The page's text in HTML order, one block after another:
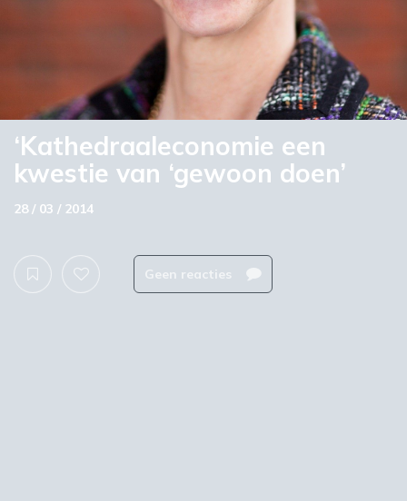
‘Kathedraaleconomie een
kwestie van ‘gewoon doen’
28 / 03 / 2014
Geen reacties